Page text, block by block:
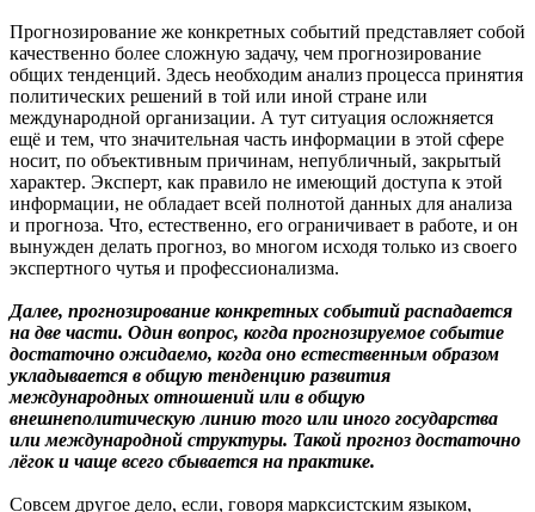
Прогнозирование же конкретных событий представляет собой
качественно более сложную задачу, чем прогнозирование
общих тенденций. Здесь необходим анализ процесса принятия
политических решений в той или иной стране или
международной организации. А тут ситуация осложняется
ещё и тем, что значительная часть информации в этой сфере
носит, по объективным причинам, непубличный, закрытый
характер. Эксперт, как правило не имеющий доступа к этой
информации, не обладает всей полнотой данных для анализа
и прогноза. Что, естественно, его ограничивает в работе, и он
вынужден делать прогноз, во многом исходя только из своего
экспертного чутья и профессионализма.
Далее, прогнозирование конкретных событий распадается
на две части. Один вопрос, когда прогнозируемое событие
достаточно ожидаемо, когда оно естественным образом
укладывается в общую тенденцию развития
международных отношений или в общую
внешнеполитическую линию того или иного государства
или международной структуры. Такой прогноз достаточно
лёгок и чаще всего сбывается на практике.
Совсем другое дело, если, говоря марксистским языком,